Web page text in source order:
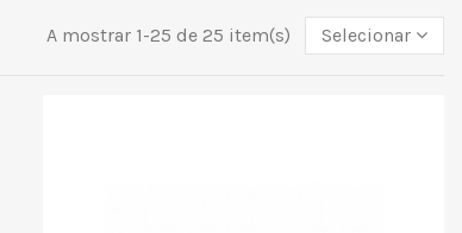
A mostrar 1-25 de 25 item(s) Selecionar